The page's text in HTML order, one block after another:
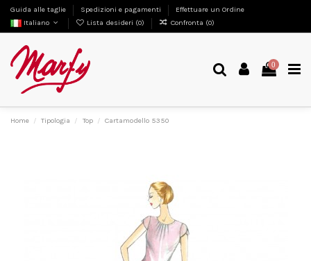
Guida alle taglie Spedizioni e pagamenti
Effettuare un Ordine
Italiano
Lista desideri (0) Confronta (0)
0
Home Tipologia Top Cartamodello 5350